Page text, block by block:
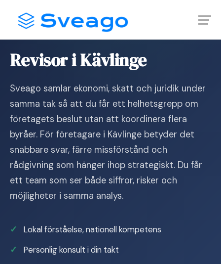
content
Revisor i Kävlinge
Sveago samlar ekonomi, skatt och juridik under
samma tak så att du får ett helhetsgrepp om
företagets beslut utan att koordinera flera
byråer. För företagare i Kävlinge betyder det
snabbare svar, färre missförstånd och
rådgivning som hänger ihop strategiskt. Du får
ett team som ser både siffror, risker och
möjligheter i samma analys.
Lokal förståelse, nationell kompetens
Personlig konsult i din takt